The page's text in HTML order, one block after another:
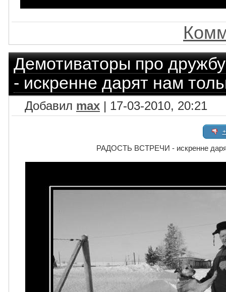
Демотиваторы про дружбу
- искренне дарят нам
Добавил max | 17-03-2010, 20:21
РАДОСТЬ ВСТРЕЧИ - искренне